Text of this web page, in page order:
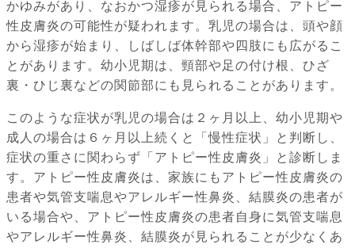
かゆみがあり、なおかつ湿疹が見られる場合、アトピー
性皮膚炎の可能性が疑われます。乳児の場合は、頭や顔
から湿疹が始まり、しばしば体幹部や四肢にも広がるこ
とがあります。幼小児期は、頸部や足の付け根、ひざ
裏・ひじ裏などの関節部にも見られることがあります。
このような症状が乳児の場合は２ヶ月以上、幼小児期や
成人の場合は６ヶ月以上続くと「慢性症状」と判断し、
症状の重さに関わらず「アトピー性皮膚炎」と診断しま
す。アトピー性皮膚炎は、家族にもアトピー性皮膚炎の
患者や気管支喘息やアレルギー性鼻炎、結膜炎の患者が
いる場合や、アトピー性皮膚炎の患者自身に気管支喘息
やアレルギー性鼻炎、結膜炎が見られることが少なくあ